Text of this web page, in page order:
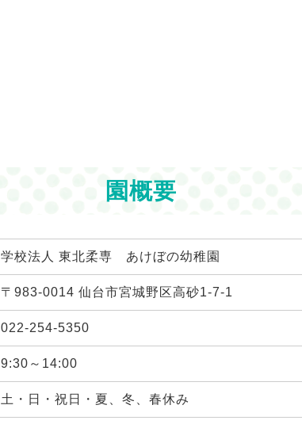
園概要
学校法人 東北柔専 あけぼの幼稚園
〒983-0014 仙台市宮城野区高砂1-7-1
022-254-5350
9:30～14:00
土・日・祝日・夏、冬、春休み